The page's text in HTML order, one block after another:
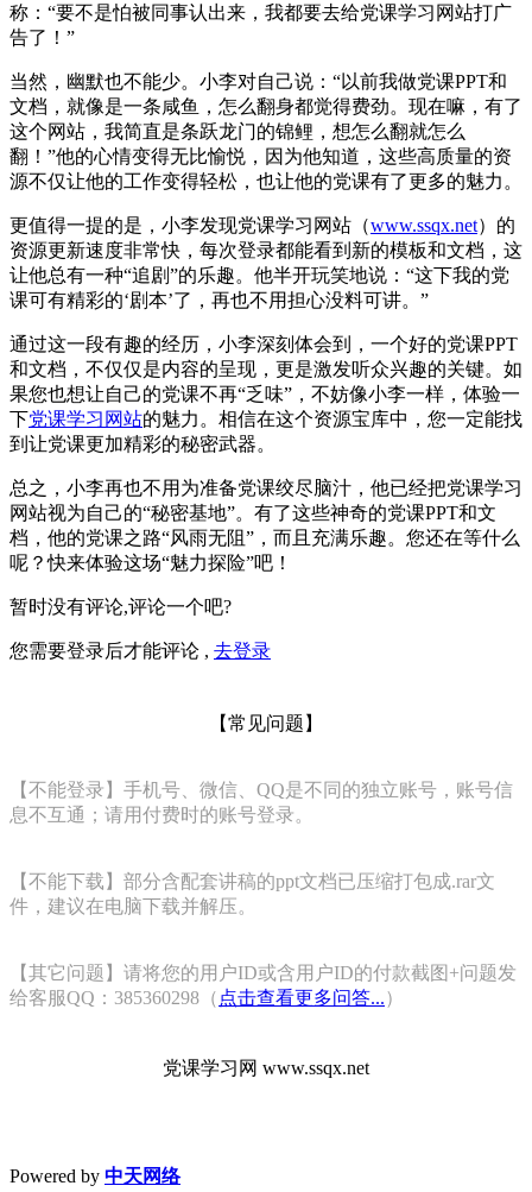
称：“要不是怕被同事认出来，我都要去给党课学习网站打广
告了！”
当然，幽默也不能少。小李对自己说：“以前我做党课PPT和
文档，就像是一条咸鱼，怎么翻身都觉得费劲。现在嘛，有了
这个网站，我简直是条跃龙门的锦鲤，想怎么翻就怎么
翻！”他的心情变得无比愉悦，因为他知道，这些高质量的资
源不仅让他的工作变得轻松，也让他的党课有了更多的魅力。
更值得一提的是，小李发现党课学习网站（www.ssqx.net）的
资源更新速度非常快，每次登录都能看到新的模板和文档，这
让他总有一种“追剧”的乐趣。他半开玩笑地说：“这下我的党
课可有精彩的‘剧本’了，再也不用担心没料可讲。”
通过这一段有趣的经历，小李深刻体会到，一个好的党课PPT
和文档，不仅仅是内容的呈现，更是激发听众兴趣的关键。如
果您也想让自己的党课不再“乏味”，不妨像小李一样，体验一
下党课学习网站的魅力。相信在这个资源宝库中，您一定能找
到让党课更加精彩的秘密武器。
总之，小李再也不用为准备党课绞尽脑汁，他已经把党课学习
网站视为自己的“秘密基地”。有了这些神奇的党课PPT和文
档，他的党课之路“风雨无阻”，而且充满乐趣。您还在等什么
呢？快来体验这场“魅力探险”吧！
暂时没有评论,评论一个吧?
您需要登录后才能评论 , 去登录
【常见问题】
【不能登录】手机号、微信、QQ是不同的独立账号，账号信
息不互通；请用付费时的账号登录。
【不能下载】部分含配套讲稿的ppt文档已压缩打包成.rar文
件，建议在电脑下载并解压。
【其它问题】请将您的用户ID或含用户ID的付款截图+问题发
给客服QQ：385360298（ 点击查看更多问答...）
党课学习网 www.ssqx.net
Powered by 中天网络